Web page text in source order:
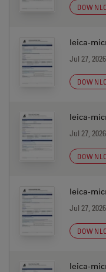
leica-
Jul 27, 2026
leica-
Jul 27, 2026
leica-
Jul 27, 2026
leica-